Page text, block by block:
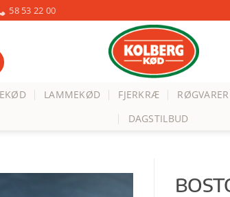
58 53 22 00
LAMMEKØD FJERKRÆ RØGVARER
DAGSTILBUD